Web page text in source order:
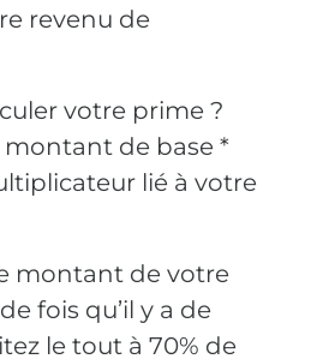
revenu de
votre prime ?
de base *
lié à votre
montant de votre
fois qu’il y a de
le tout à 70% de